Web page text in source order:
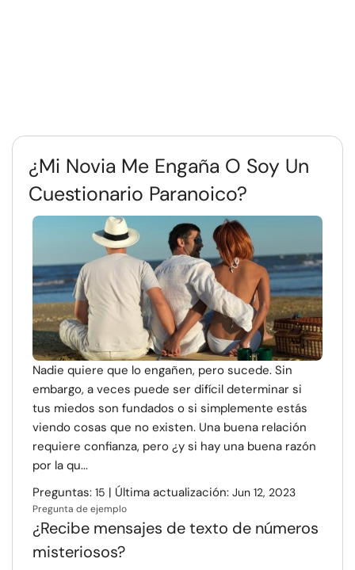
¿Mi Novia Me Engaña O Soy Un
Cuestionario Paranoico?
Nadie quiere que lo engañen, pero sucede. Sin
embargo, a veces puede ser difícil determinar si
tus miedos son fundados o si simplemente estás
viendo cosas que no existen. Una buena relación
requiere confianza, pero ¿y si hay una buena razón
por la qu...
Preguntas: 15 | Última actualización: Jun 12, 2023
Pregunta de ejemplo
¿Recibe mensajes de texto de números
misteriosos?